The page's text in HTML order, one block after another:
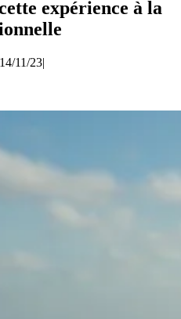
expérience à la
11/23|